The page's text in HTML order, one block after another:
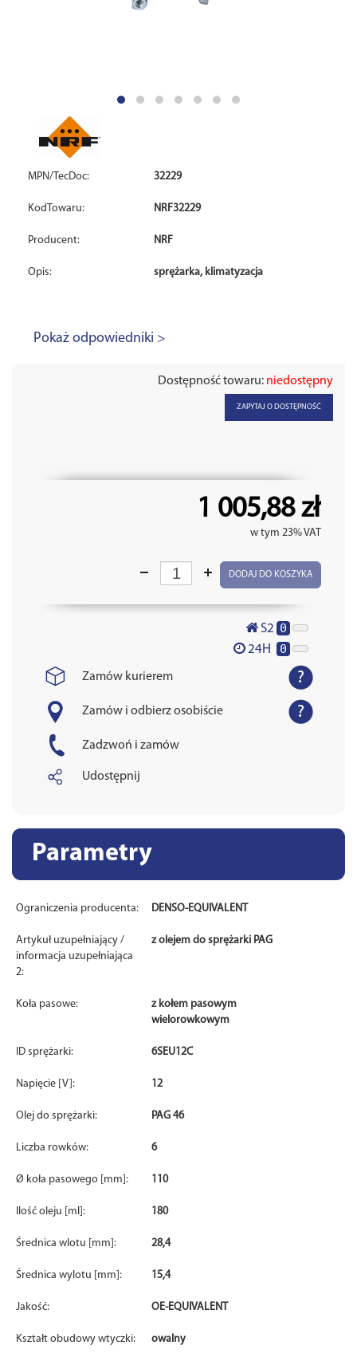
MPN/TecDoc: 32229
KodTowaru: NRF32229
Producent: NRF
Opis: sprężarka, klimatyzacja
Pokaż odpowiedniki >
Dostępność towaru: niedostępny
ZAPYTAJ O DOSTĘPNOŚĆ
1 005,88 zł
w tym 23% VAT
DODAJ DO KOSZYKA
S2 0
24H 0
Zamów kurierem
Zamów i odbierz osobiście
Zadzwoń i zamów
Udostępnij
Parametry
Ograniczenia producenta: DENSO-EQUIVALENT
Artykuł uzupełniający /
informacja uzupełniająca
2:
z olejem do sprężarki PAG
Koła pasowe:
z kołem pasowym
wielorowkowym
ID sprężarki: 6SEU12C
Napięcie [V]: 12
Olej do sprężarki: PAG 46
Liczba rowków: 6
Ø koła pasowego [mm]: 110
Ilość oleju [ml]: 180
Średnica wlotu [mm]: 28,4
Średnica wylotu [mm]: 15,4
Jakość: OE-EQUIVALENT
Kształt obudowy wtyczki: owalny